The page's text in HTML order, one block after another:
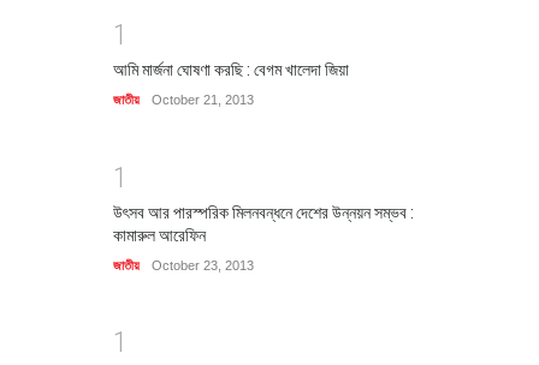
1
আমি মার্জনা ঘোষণা করছি : বেগম খালেদা জিয়া
জাতীয় October 21, 2013
1
উৎসব আর পারস্পরিক মিলনবন্ধনে দেশের উন্নয়ন সম্ভব :
কামারুল আরেফিন
জাতীয় October 23, 2013
1